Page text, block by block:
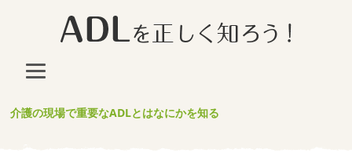
介護の現場で重要なADLとはなにかを知る